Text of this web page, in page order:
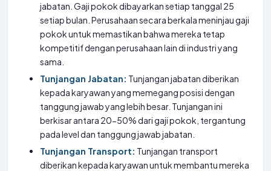
jabatan. Gaji pokok dibayarkan setiap tanggal 25
setiap bulan. Perusahaan secara berkala meninjau gaji
pokok untuk memastikan bahwa mereka tetap
kompetitif dengan perusahaan lain di industri yang
sama.
Tunjangan Jabatan: Tunjangan jabatan diberikan
kepada karyawan yang memegang posisi dengan
tanggung jawab yang lebih besar. Tunjangan ini
berkisar antara 20-50% dari gaji pokok, tergantung
pada level dan tanggung jawab jabatan.
Tunjangan Transport: Tunjangan transport
diberikan kepada karyawan untuk membantu mereka